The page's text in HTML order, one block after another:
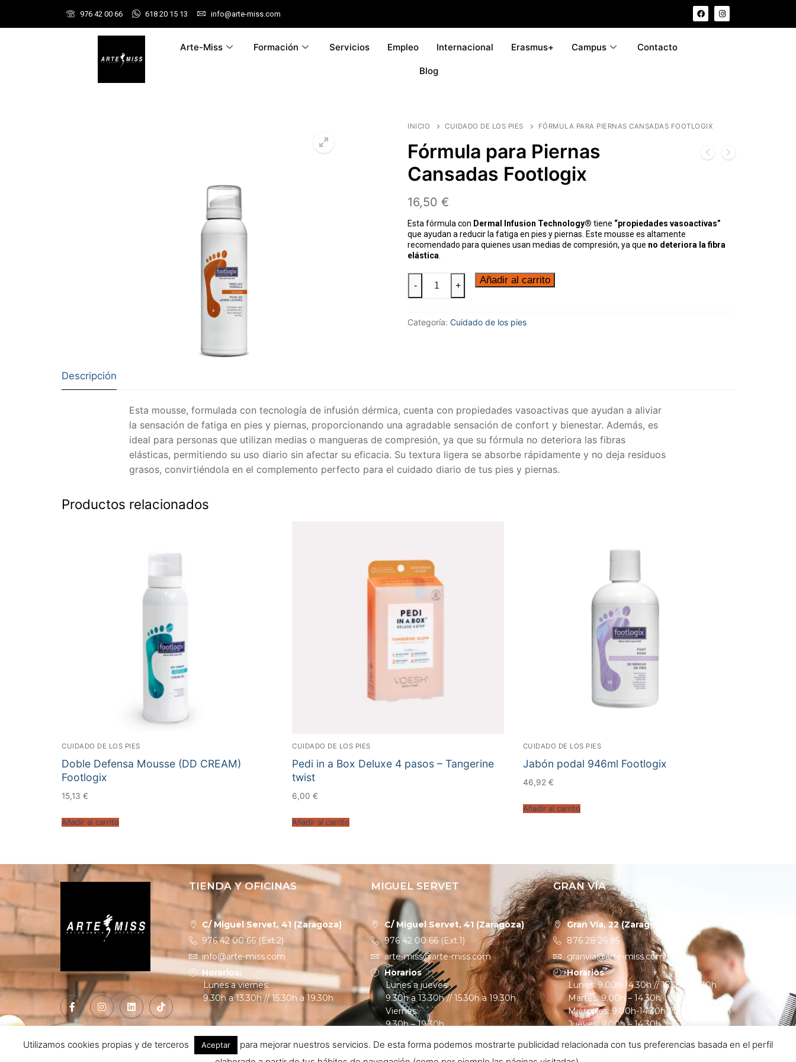
976 42 00 66 618 20 15 13 info@arte-miss.com
Arte-Miss Formación Servicios Empleo Internacional Erasmus+ Campus Contacto
Blog
INICIO CUIDADO DE LOS PIES FÓRMULA PARA PIERNAS CANSADAS FOOTLOGIX
Fórmula para Piernas
Cansadas Footlogix
16,50 €
Esta fórmula con Dermal Infusion Technology® tiene “propiedades vasoactivas”
que ayudan a reducir la fatiga en pies y piernas. Este mousse es altamente
recomendado para quienes usan medias de compresión, ya que no deteriora la fibra
elástica
- + Añadir al carrito
Categoría: Cuidado de los pies
Descripción
Esta mousse, formulada con tecnología de infusión dérmica, cuenta con propiedades vasoactivas que ayudan a aliviar
la sensación de fatiga en pies y piernas, proporcionando una agradable sensación de confort y bienestar. Además, es
ideal para personas que utilizan medias o mangueras de compresión, ya que su fórmula no deteriora las fibras
elásticas, permitiendo su uso diario sin afectar su eficacia. Su textura ligera se absorbe rápidamente y no deja residuos
grasos, convirtiéndola en el complemento perfecto para el cuidado diario de tus pies y piernas.
Productos relacionados
CUIDADO DE LOS PIES
Doble Defensa Mousse (DD CREAM)
Footlogix
15,13 €
Añadir al carrito
CUIDADO DE LOS PIES
Pedi in a Box Deluxe 4 pasos – Tangerine
twist
6,00€
Añadir al carrito
CUIDADO DE LOS PIES
Jabón podal 946ml Footlogix
46,92 €
Añadir al carrito
TIENDA Y OFICINAS
C/ Miguel Servet, 41 (Zaragoza)
976 42 00 66 (Ext.2)
info@arte-miss.com
Horarios:
Lunes a viernes:
9.30h a 13.30h // 15.30h a 19.30h
MIGUEL SERVET
C/ Miguel Servet, 41 (Zaragoza)
976 42 00 66 (Ext.1)
arte-miss@arte-miss.com
Horarios
Lunes a jueves:
9.30h a 13.30h // 15.30h a 19.30h
Viernes:
9.30h – 19.30h
GRAN VÍA
Gran Vía, 22 (Zaragoza)
876 28 26 95
granvia@arte-miss.com
Horarios
Lunes: 9.00h-14.30h // 15.30h-19.30h
Martes: 9.00h – 14.30h
Miércoles: 9.00h-14.30h // 15.30h-19.30h
Jueves: 9.00h – 14.30h
Utilizamos cookies propias y de terceros Aceptar
para mejorar nuestros servicios. De esta forma podemos mostrarte publicidad relacionada con tus preferencias basada en el perfil